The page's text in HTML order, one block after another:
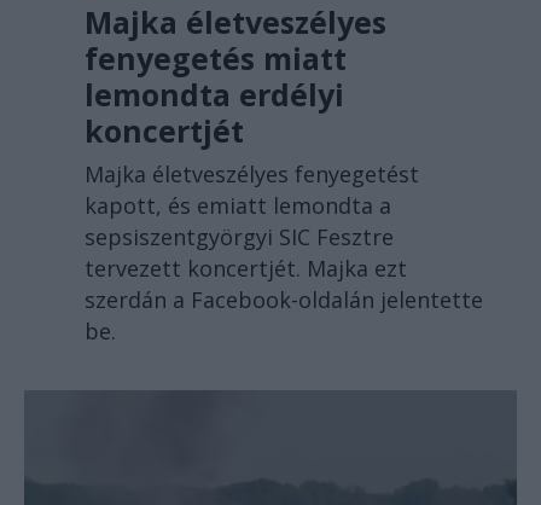
Majka életveszélyes
fenyegetés miatt
lemondta erdélyi
koncertjét
Majka életveszélyes fenyegetést
kapott, és emiatt lemondta a
sepsiszentgyörgyi SIC Fesztre
tervezett koncertjét. Majka ezt
szerdán a Facebook-oldalán jelentette
be.